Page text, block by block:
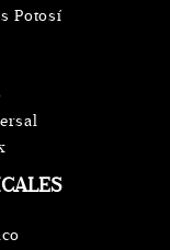
Potosí